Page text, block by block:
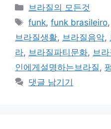
카
테
리
브라질의 모든것
태
그
funk,funk brasileiro,
브라질생활, 브라질음악,
라, 브라질파티문화, 브
인에게설명하는브라질,
댓글 남기기